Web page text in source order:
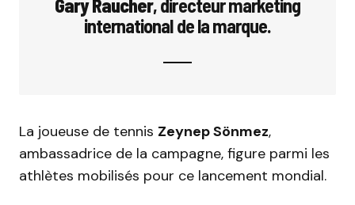
Gary Raucher, directeur marketing
international de la marque.
La joueuse de tennis Zeynep Sönmez,
ambassadrice de la campagne, figure parmi les
athlètes mobilisés pour ce lancement mondial.